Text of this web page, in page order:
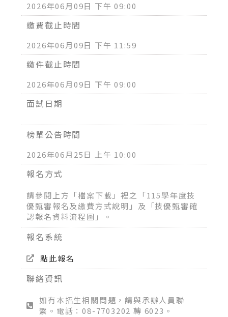
2026年06月09日 下午 09:00
繳費截止時間
2026年06月09日 下午 11:59
繳件截止時間
2026年06月09日 下午 09:00
面試日期
榜單公告時間
2026年06月25日 上午 10:00
報名方式
請參閱上方「檔案下載」裡之「115學年度技
優甄審報名及繳費方式說明」及「技優甄審確
認報名資料流程圖」。
報名系統
點此報名
聯絡資訊
如有本招生相關問題，請與承辦人員聯
繫。電話：08-7703202 轉 6023。